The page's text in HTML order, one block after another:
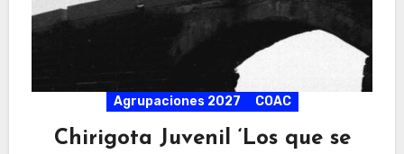
Agrupaciones 2027 COAC
Chirigota Juvenil ‘Los que se